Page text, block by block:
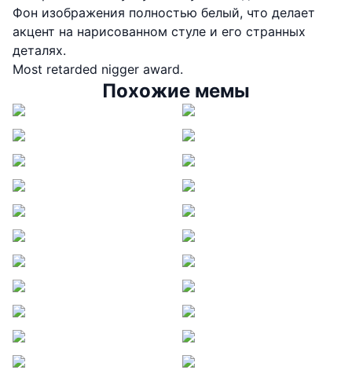
Фон изображения полностью белый, что делает
акцент на нарисованном стуле и его странных
деталях.
Most retarded nigger award.
Похожие мемы